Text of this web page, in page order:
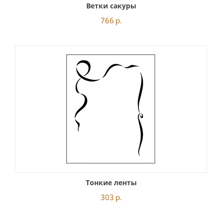
Ветки сакуры
766 р.
Тонкие ленты
303 р.